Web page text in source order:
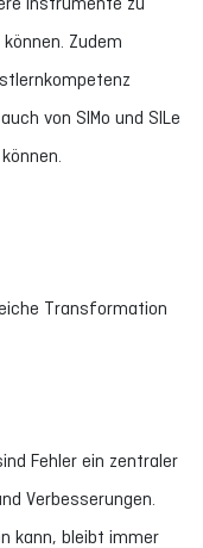
Zudem
von SIMo und SILe
Transformation
Fehler ein zentraler
Verbesserungen.
kann, bleibt immer